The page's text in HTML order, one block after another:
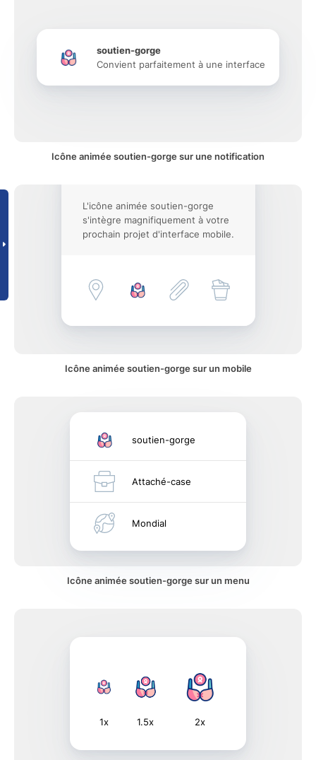
soutien-gorge
Convient parfaitement à une interface
Icône animée soutien-gorge sur une notification
L'icône animée soutien-gorge
s'intègre magnifiquement à votre
prochain projet d'interface mobile.
Icône animée soutien-gorge sur un mobile
soutien-gorge
Attaché-case
Mondial
Icône animée soutien-gorge sur un menu
1x 1.5x 2x